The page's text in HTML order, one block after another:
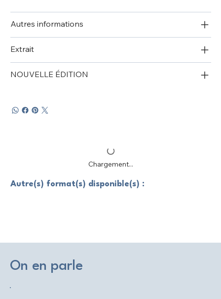
Autre(s) format(s) disponible(s) :
Autres informations
Extrait
NOUVELLE ÉDITION
Chargement...
On en parle